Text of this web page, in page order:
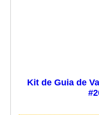
Kit de Guia de